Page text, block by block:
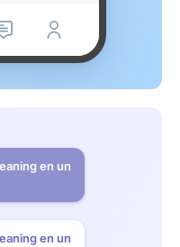
en un
en un